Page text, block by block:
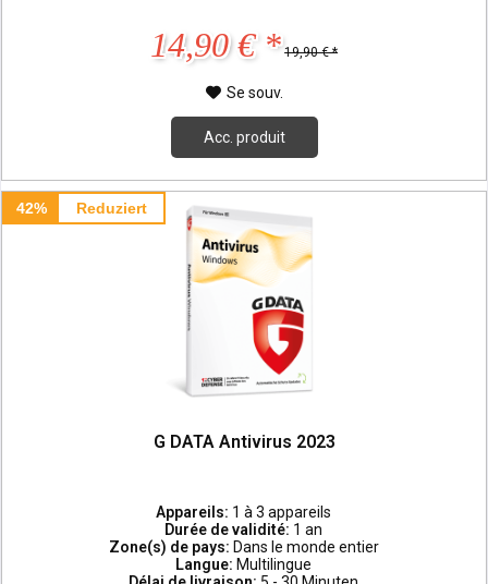
14,90 € * 19,90 € *
Se souv.
Acc. produit
42% Reduziert
G DATA Antivirus 2023
Appareils: 1 à 3 appareils
Durée de validité: 1 an
Zone(s) de pays: Dans le monde entier
Langue: Multilingue